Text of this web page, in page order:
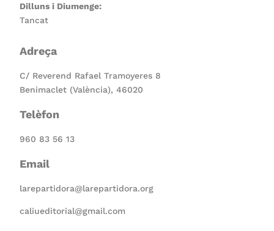
Dilluns i Diumenge:
Tancat
Adreça
C/ Reverend Rafael Tramoyeres 8
Benimaclet (València), 46020
Telèfon
960 83 56 13
Email
larepartidora@larepartidora.org
caliueditorial@gmail.com